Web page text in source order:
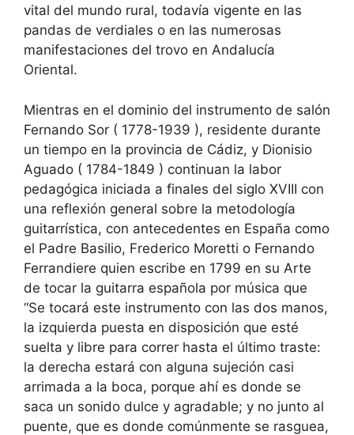
vital del mundo rural, todavía vigente en las
pandas de verdiales o en las numerosas
manifestaciones del trovo en Andalucía
Oriental.
Mientras en el dominio del instrumento de salón
Fernando Sor ( 1778-1939 ), residente durante
un tiempo en la provincia de Cádiz, y Dionisio
Aguado ( 1784-1849 ) continuan la labor
pedagógica iniciada a finales del siglo XVIII con
una reflexión general sobre la metodología
guitarrística, con antecedentes en España como
el Padre Basilio, Frederico Moretti o Fernando
Ferrandiere quien escribe en 1799 en su Arte
de tocar la guitarra española por música que
“Se tocará este instrumento con las dos manos,
la izquierda puesta en disposición que esté
suelta y libre para correr hasta el último traste:
la derecha estará con alguna sujeción casi
arrimada a la boca, porque ahí es donde se
saca un sonido dulce y agradable; y no junto al
puente, que es donde comúnmente se rasguea,